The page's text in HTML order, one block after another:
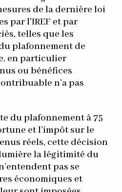
de la dernière loi
par l'IREF et par
telles que les
plafonnement de
en particulier
ou bénéfices
n’a pas
du plafonnement à 75
et l’impôt sur le
réels, cette décision
lumière la légitimité du
pas se
économiques et